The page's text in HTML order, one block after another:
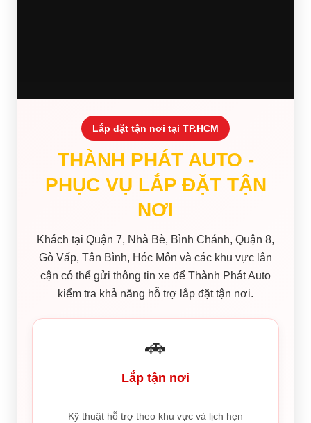
Lắp đặt tận nơi tại TP.HCM
THÀNH PHÁT AUTO -
PHỤC VỤ LẮP ĐẶT TẬN
NƠI
Khách tại Quận 7, Nhà Bè, Bình Chánh, Quận 8,
Gò Vấp, Tân Bình, Hóc Môn và các khu vực lân
cận có thể gửi thông tin xe để Thành Phát Auto
kiểm tra khả năng hỗ trợ lắp đặt tận nơi.
🚗
Lắp tận nơi
Kỹ thuật hỗ trợ theo khu vực và lịch hẹn